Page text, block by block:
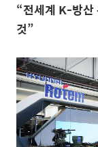
“전세계 K-방산
것”